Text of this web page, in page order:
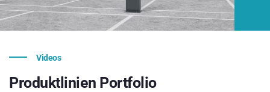
Videos
Produktlinien Portfolio